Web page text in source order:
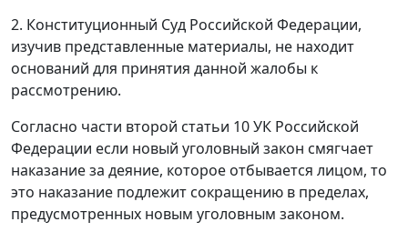
2. Конституционный Суд Российской Федерации,
изучив представленные материалы, не находит
оснований для принятия данной жалобы к
рассмотрению.
Согласно части второй статьи 10 УК Российской
Федерации если новый уголовный закон смягчает
наказание за деяние, которое отбывается лицом, то
это наказание подлежит сокращению в пределах,
предусмотренных новым уголовным законом.